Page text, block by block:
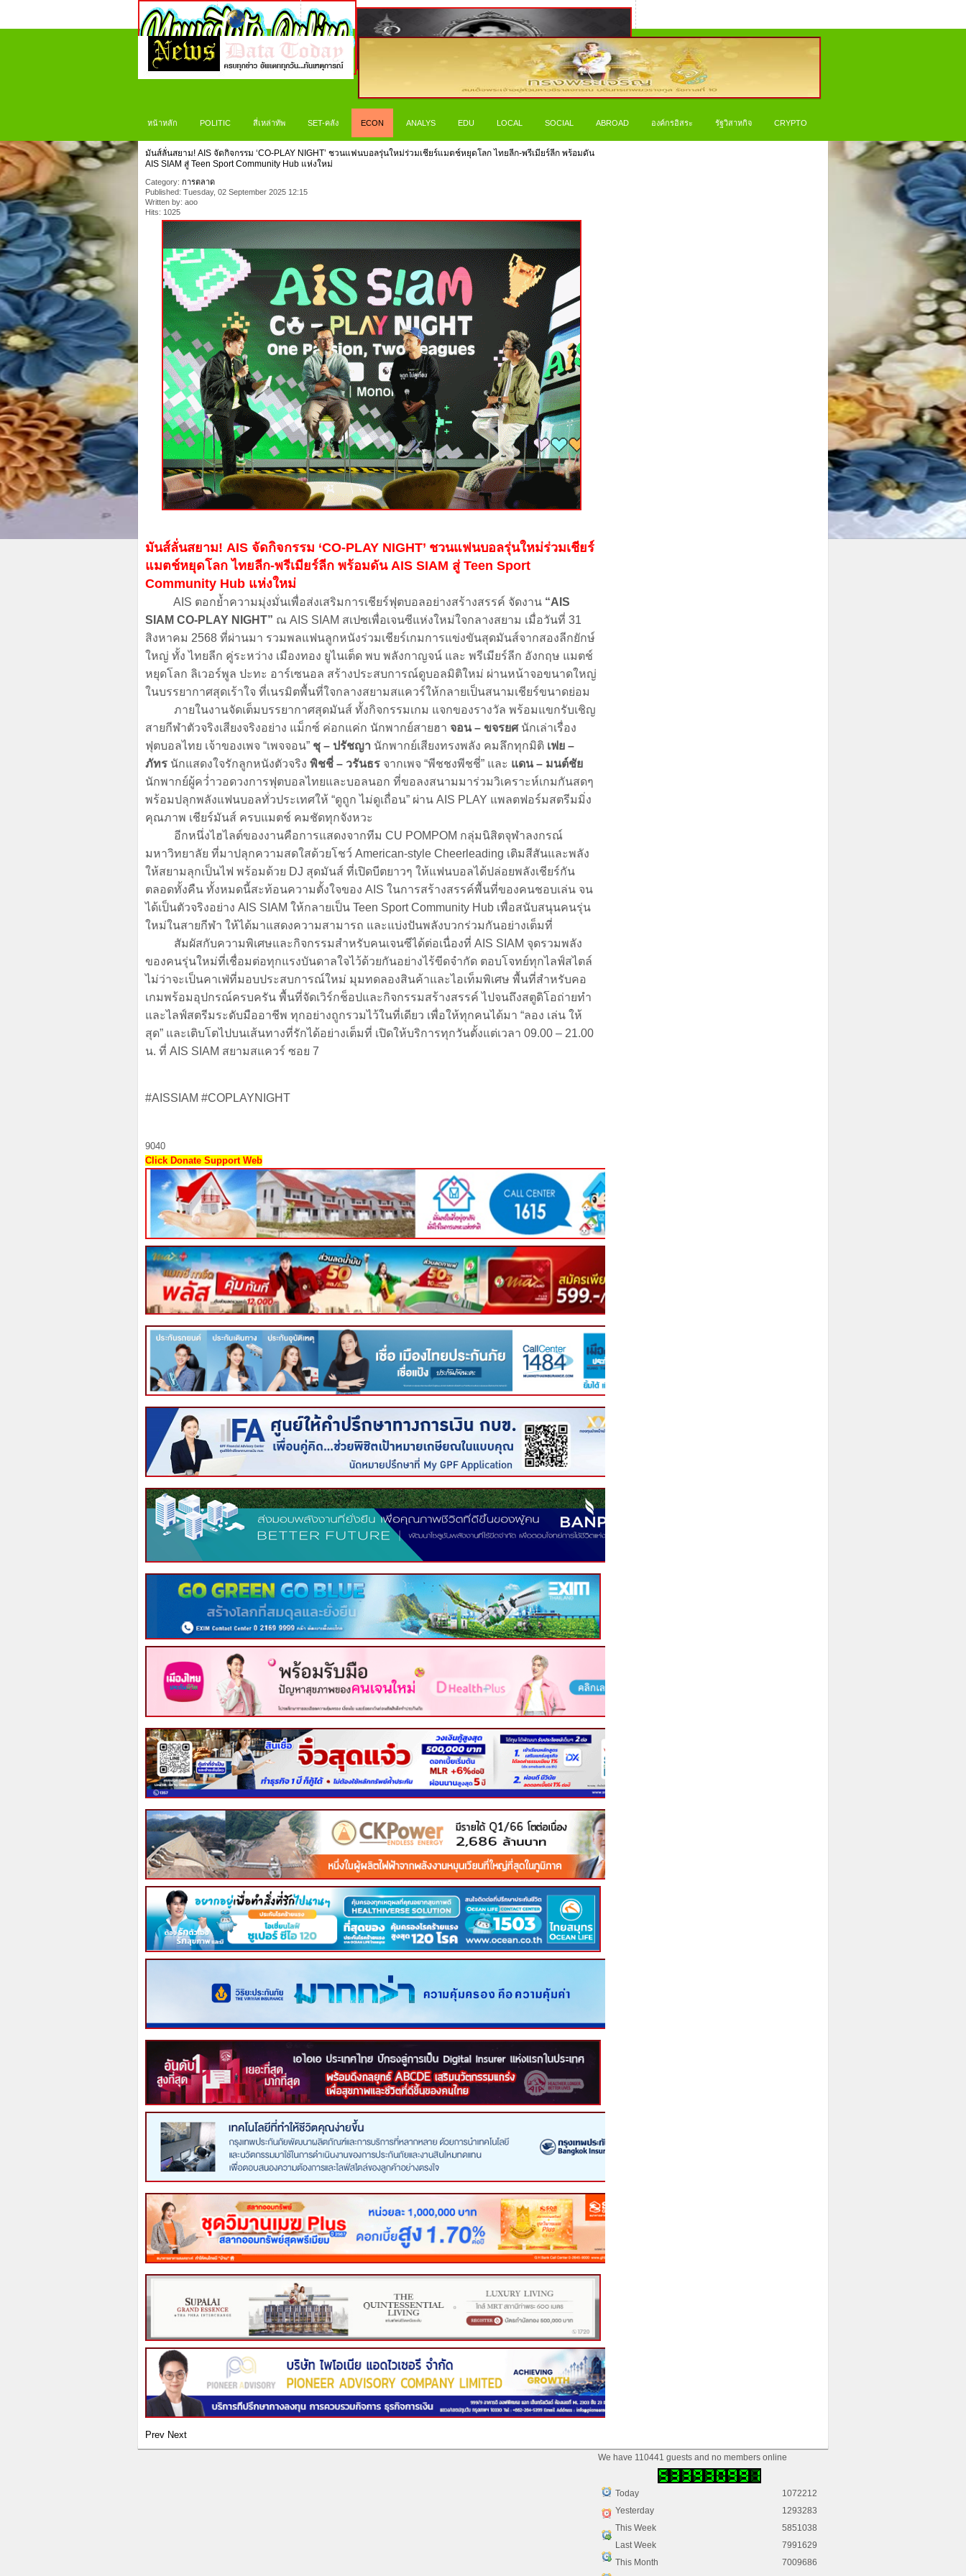
หน้าหลัก POLITIC สี่เหล่าทัพ SET-คลัง ECON ANALYS EDU LOCAL SOCIAL ABROAD องค์กรอิสระ รัฐวิสาหกิจ CRYPTO
มันส์ลั่นสยาม! AIS จัดกิจกรรม ‘CO-PLAY NIGHT’ ชวนแฟนบอลรุ่นใหม่ร่วมเชียร์แมตช์หยุดโลก ไทยลีก-พรีเมียร์ลีก พร้อมดัน
AIS SIAM สู่ Teen Sport Community Hub แห่งใหม่
Category: การตลาด
Published: Tuesday, 02 September 2025 12:15
Written by: aoo
Hits: 1025
มันส์ลั่นสยาม! AIS จัดกิจกรรม ‘CO-PLAY NIGHT’ ชวนแฟนบอลรุ่นใหม่ร่วมเชียร์
แมตช์หยุดโลก ไทยลีก-พรีเมียร์ลีก พร้อมดัน AIS SIAM สู่ Teen Sport
Community Hub แห่งใหม่
AIS ตอกย้ำความมุ่งมั่นเพื่อส่งเสริมการเชียร์ฟุตบอลอย่างสร้างสรรค์ จัดงาน “AIS
SIAM CO-PLAY NIGHT” ณ AIS SIAM สเปซเพื่อเจนซีแห่งใหม่ใจกลางสยาม เมื่อวันที่ 31
สิงหาคม 2568 ที่ผ่านมา รวมพลแฟนลูกหนังร่วมเชียร์เกมการแข่งขันสุดมันส์จากสองลีกยักษ์
ใหญ่ ทั้ง ไทยลีก คู่ระหว่าง เมืองทอง ยูไนเต็ด พบ พลังกาญจน์ และ พรีเมียร์ลีก อังกฤษ แมตช์
หยุดโลก ลิเวอร์พูล ปะทะ อาร์เซนอล สร้างประสบการณ์ดูบอลมิติใหม่ ผ่านหน้าจอขนาดใหญ่
ในบรรยากาศสุดเร้าใจ ที่เนรมิตพื้นที่ใจกลางสยามสแควร์ให้กลายเป็นสนามเชียร์ขนาดย่อม
ภายในงานจัดเต็มบรรยากาศสุดมันส์ ทั้งกิจกรรมเกม แจกของรางวัล พร้อมแขกรับเชิญ
สายกีฬาตัวจริงเสียงจริงอย่าง แม็กซ์ ค่อกแค่ก นักพากย์สายฮา จอน – ขจรยศนักเล่าเรื่อง
ฟุตบอลไทย เจ้าของเพจ “เพจจอน” ชุ – ปรัชญา นักพากย์เสียงทรงพลัง คมลึกทุกมิติ เฟย –
ภัทร นักแสดงใจรักลูกหนังตัวจริง พิชชี่ – วรันธร จากเพจ “พีชชงพีชชี่” และ แดน – มนต์ชัย
นักพากย์ผู้คว่ำวอดวงการฟุตบอลไทยและบอลนอก ที่ขอลงสนามมาร่วมวิเคราะห์เกมกันสดๆ
พร้อมปลุกพลังแฟนบอลทั่วประเทศให้ “ดูถูก ไม่ดูเถื่อน” ผ่าน AIS PLAY แพลตฟอร์มสตรีมมิ่ง
คุณภาพ เชียร์มันส์ ครบแมตช์ คมชัดทุกจังหวะ
อีกหนึ่งไฮไลต์ของงานคือการแสดงจากทีม CU POMPOM กลุ่มนิสิตจุฬาลงกรณ์
มหาวิทยาลัย ที่มาปลุกความสดใสด้วยโชว์ American-style Cheerleading เติมสีสันและพลัง
ให้สยามลุกเป็นไฟ พร้อมด้วย DJ สุดมันส์ ที่เปิดบีตยาวๆ ให้แฟนบอลได้ปล่อยพลังเชียร์กัน
ตลอดทั้งคืน ทั้งหมดนี้สะท้อนความตั้งใจของ AIS ในการสร้างสรรค์พื้นที่ของคนชอบเล่น จน
ได้เป็นตัวจริงอย่าง AIS SIAM ให้กลายเป็น Teen Sport Community Hub เพื่อสนับสนุนคนรุ่น
ใหม่ในสายกีฬา ให้ได้มาแสดงความสามารถ และแบ่งปันพลังบวกร่วมกันอย่างเต็มที่
สัมผัสกับความพิเศษและกิจกรรมสำหรับคนเจนซีได้ต่อเนื่องที่ AIS SIAM จุดรวมพลัง
ของคนรุ่นใหม่ที่เชื่อมต่อทุกแรงบันดาลใจไว้ด้วยกันอย่างไร้ขีดจำกัด ตอบโจทย์ทุกไลฟ์สไตล์
ไม่ว่าจะเป็นคาเฟ่ที่มอบประสบการณ์ใหม่ มุมทดลองสินค้าและไอเท็มพิเศษ พื้นที่สำหรับคอ
เกมพร้อมอุปกรณ์ครบครัน พื้นที่จัดเวิร์กช็อปและกิจกรรมสร้างสรรค์ ไปจนถึงสตูดิโอถ่ายทำ
และไลฟ์สตรีมระดับมืออาชีพ ทุกอย่างถูกรวมไว้ในที่เดียว เพื่อให้ทุกคนได้มา “ลอง เล่น ให้
สุด” และเติบโตไปบนเส้นทางที่รักได้อย่างเต็มที่ เปิดให้บริการทุกวันตั้งแต่เวลา 09.00 – 21.00
น. ที่ AIS SIAM สยามสแควร์ ซอย 7
#AISSIAM #COPLAYNIGHT
9040
Click Donate Support Web
Prev Next
We have 110441 guests and no members online
Today
Yesterday
This Week
Last Week
This Month
1072212
1293283
5851038
7991629
7009686